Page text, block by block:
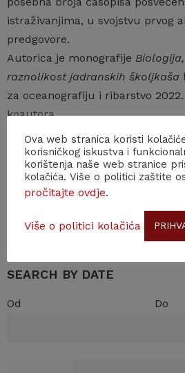
istraživanjima, u svojstvu prvog
predgovore.
Autorica je monografije
raznolikost jadranskih školjkaša
za oceanografiju i ribarstvo
koautora.
Back to news
Search
SEARCH BY DATE
Od Do
Ova web stranica koristi
korisničkog iskustva i
korištenja naše web stranice
kolačića. Više o politici zaštite
pročitajte ovdje.
Više o politici kolačića